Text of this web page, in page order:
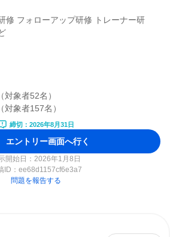
修 フォローアップ研修 トレーナー研
象者52名）
締切：2026年8月31日
エントリー画面へ行く
開始日：2026年1月8日
ID： ee68d1157cf6e3a7
問題を報告する